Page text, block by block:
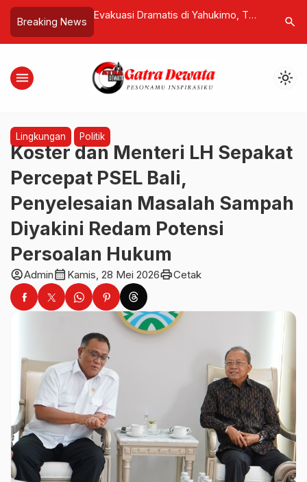
Breaking News
Lelang
114 dan
Pembeli Wajib
Evakuasi Dramatis di Yahukimo, TNI
Nakes Usai Serangan OPM
Warga
search
menu light_mode
Lingkungan Politik
Koster dan Menteri LH Sepakat
Percepat PSEL Bali,
Penyelesaian Masalah Sampah
Diyakini Redam Potensi
Persoalan Hukum
account_circleAdmincalendar_month Kamis, 28 Mei 2026printCetak